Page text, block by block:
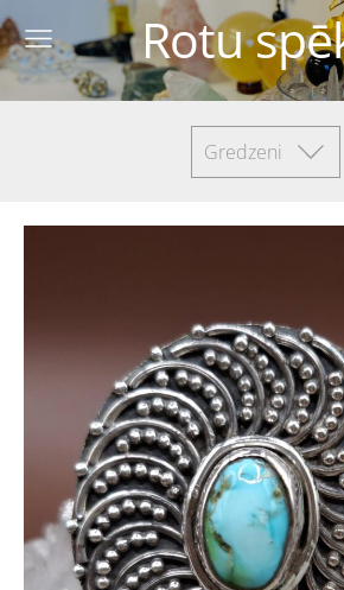
Rotu
Gredzeni